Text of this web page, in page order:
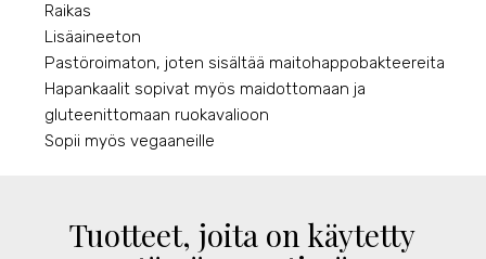
Raikas
Lisäaineeton
Pastöroimaton, joten sisältää maitohappobakteereita
Hapankaalit sopivat myös maidottomaan ja
gluteenittomaan ruokavalioon
Sopii myös vegaaneille
Tuotteet, joita on käytetty